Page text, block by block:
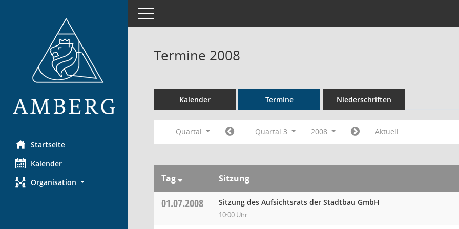
Startseite
Kalender
Organisation
Toggle navigation
Termine 2008
Kalender Termine Niederschriften
Quartal Quartal 3 2008 Aktuell
Tag Sitzung
01.07.2008 Sitzung des Aufsichtsrats der Stadtbau GmbH
10:00 Uhr